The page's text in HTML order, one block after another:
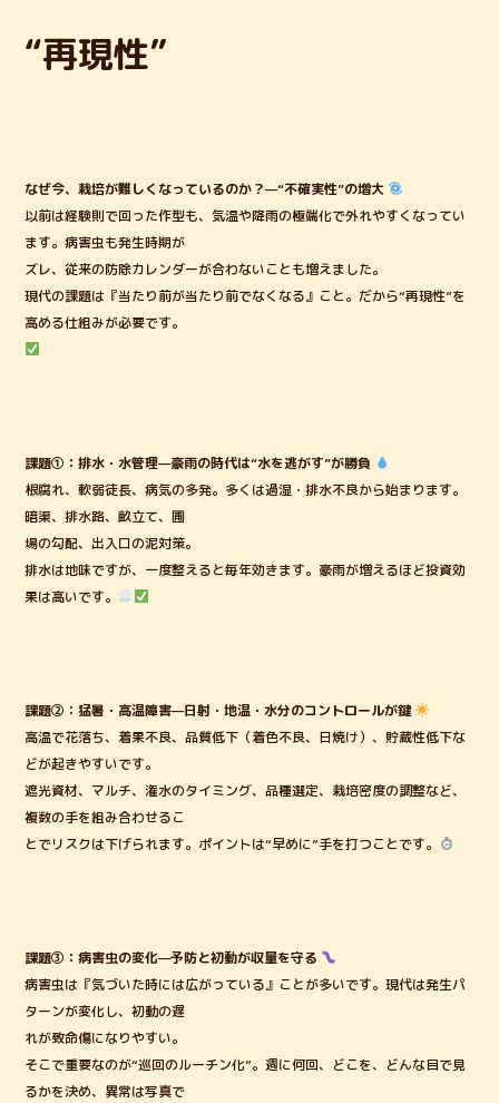
o
k
“再現性”
なぜ今、栽培が難しくなっているのか？—“不確実性”の増大
以前は経験則で回った作型も、気温や降雨の極端化で外れやすくなってい
ます。病害虫も発生時期が
ズレ、従来の防除カレンダーが合わないことも増えました。
現代の課題は『当たり前が当たり前でなくなる』こと。だから“再現性”を
高める仕組みが必要です。
課題①：排水・水管理—豪雨の時代は“水を逃がす”が勝負
根腐れ、軟弱徒長、病気の多発。多くは過湿・排水不良から始まります。
暗渠、排水路、畝立て、圃
場の勾配、出入口の泥対策。
排水は地味ですが、一度整えると毎年効きます。豪雨が増えるほど投資効
果は高いです。
課題②：猛暑・高温障害—日射・地温・水分のコントロールが鍵
高温で花落ち、着果不良、品質低下（着色不良、日焼け）、貯蔵性低下な
どが起きやすいです。
遮光資材、マルチ、潅水のタイミング、品種選定、栽培密度の調整など、
複数の手を組み合わせるこ
とでリスクは下げられます。ポイントは“早めに”手を打つことです。
課題③：病害虫の変化—予防と初動が収量を守る
病害虫は『気づいた時には広がっている』ことが多いです。現代は発生パ
ターンが変化し、初動の遅
れが致命傷になりやすい。
そこで重要なのが“巡回のルーチン化”。週に何回、どこを、どんな目で見
るかを決め、異常は写真で